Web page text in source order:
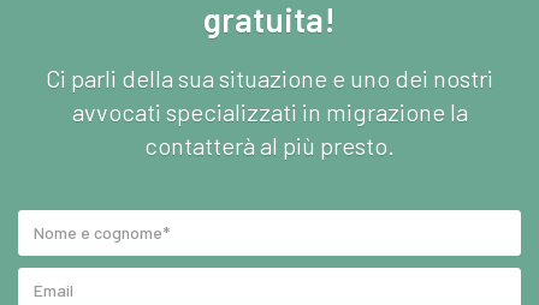
gratuita!
Ci parli della sua situazione e uno dei nostri
avvocati specializzati in migrazione la
contatterà al più presto.